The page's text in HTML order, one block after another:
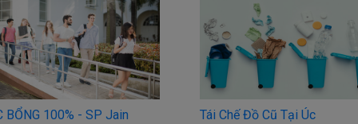
Đồ Cũ Tại Úc 5 Nguyên Tắc Vàng Cho Viết